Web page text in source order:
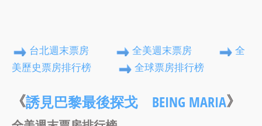
台北週末票房 全美週末票房
全
美歷史票房排行榜
全球票房排行榜
《誘見巴黎最後探戈 BEING MARIA》